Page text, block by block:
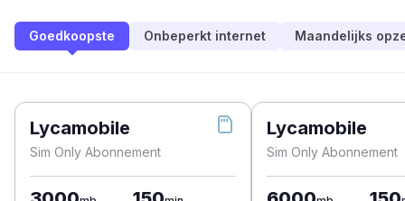
Goedkoopste Onbeperkt internet Maandelijks
Lycamobile
Sim Only Abonnement
Lycamobile
Sim Only Abonnement